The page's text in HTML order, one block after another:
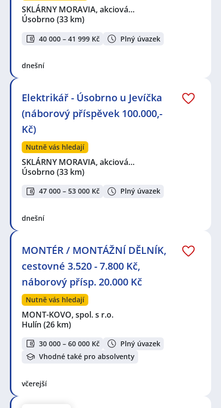
SKLÁRNY MORAVIA, akciová…
Úsobrno (33 km)
40 000 – 41 999 Kč Plný úvazek
dnešní
Elektrikář - Úsobrno u Jevíčka
(náborový příspěvek 100.000,-
Kč)
Nutně vás hledají
SKLÁRNY MORAVIA, akciová…
Úsobrno (33 km)
47 000 – 53 000 Kč Plný úvazek
dnešní
MONTÉR / MONTÁŽNÍ DĚLNÍK,
cestovné 3.520 - 7.800 Kč,
náborový přísp. 20.000 Kč
Nutně vás hledají
MONT-KOVO, spol. s r.o.
Hulín (26 km)
30 000 – 60 000 Kč
Plný úvazek
Vhodné také pro absolventy
včerejší